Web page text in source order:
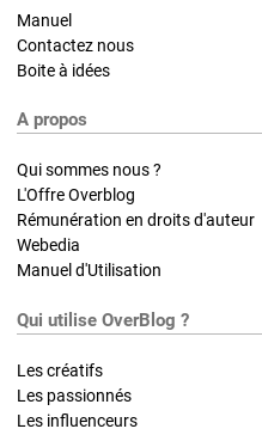
Manuel
Contactez nous
Boite à idées
A propos
Qui sommes nous ?
L'Offre Overblog
Rémunération en droits d'auteur
Webedia
Manuel d'Utilisation
Qui utilise OverBlog ?
Les créatifs
Les passionnés
Les influenceurs